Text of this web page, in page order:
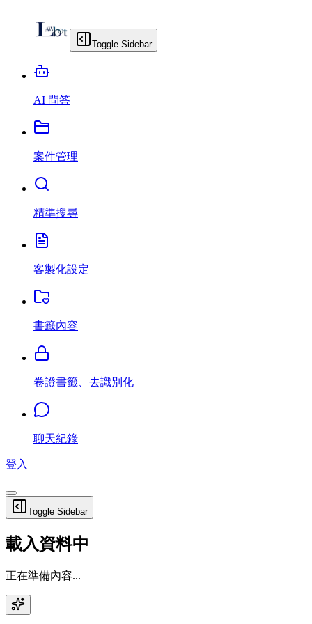
Toggle Sidebar
AI 問答
案件管理
精準搜尋
客製化設定
書籤內容
卷證書籤、去識別化
聊天紀錄
登入
Toggle Sidebar
載入資料中
正在準備內容...